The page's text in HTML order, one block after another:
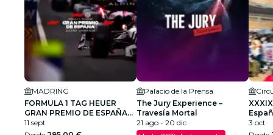
MADRING
FORMULA 1 TAG HEUER
GRAN PREMIO DE ESPAÑA
2026
11 sept
Palacio de la Prensa
The Jury Experience –
Travesía Mortal
21 ago - 20 dic
3 oct